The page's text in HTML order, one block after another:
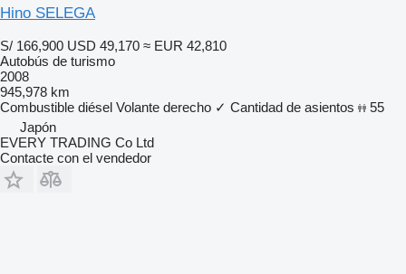
Hino SELEGA
S/ 166,900 USD 49,170 ≈ EUR 42,810
Autobús de turismo
2008
945,978 km
Combustible diésel Volante derecho ✓ Cantidad de asientos
55
Japón
EVERY TRADING Co Ltd
Contacte con el vendedor